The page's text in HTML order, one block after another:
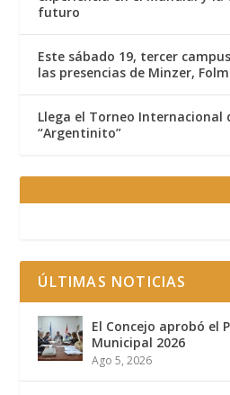
futuro
Este sábado 19, tercer
las presencias de Minzer,
Llega el Torneo Internacional
“Argentinito”
ÚLTIMAS NOTICIAS
El Concejo aprobó el
Municipal 2026
Ago 5, 2026